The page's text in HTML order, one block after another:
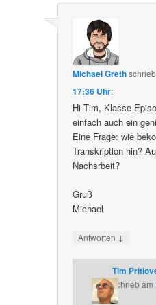
Michael Grethschrieb
17:36 Uhr:
Hi Tim, Klasse
einfach auch ein
Eine Frage: wie
Transkription hin?
Nachsrbeit?
Gruß
Michael
Antworten ↓
Tim
schriebam